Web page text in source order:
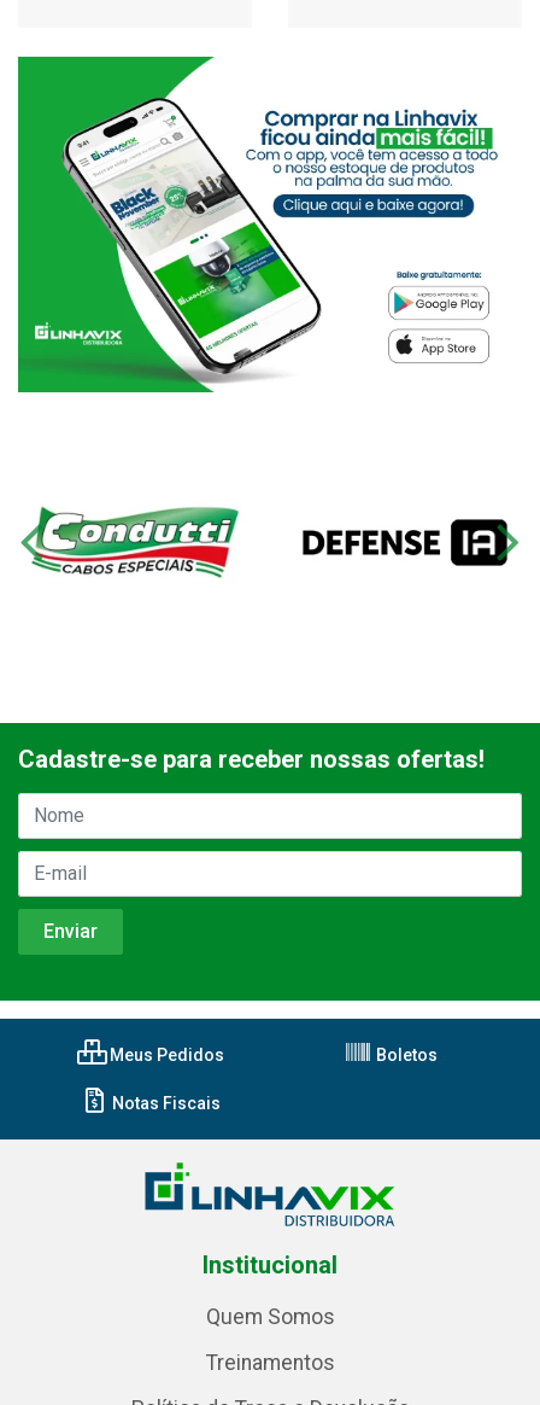
Cadastre-se para receber nossas ofertas!
Meus Pedidos Boletos
Notas Fiscais
Institucional
Quem Somos
Treinamentos